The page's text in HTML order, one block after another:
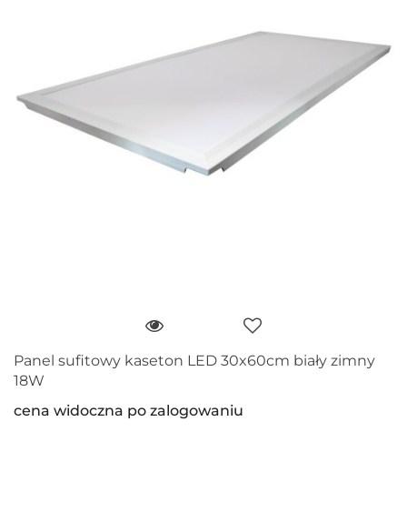
Panel sufitowy kaseton LED 30x60cm biały zimny
18W
cena widoczna po zalogowaniu